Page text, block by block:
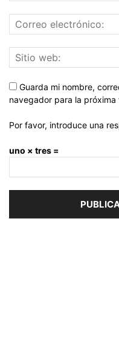
Guarda mi nombre,
navegador para la
Por favor, introduce una
uno × tres =